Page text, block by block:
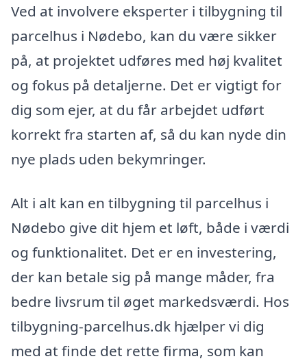
Ved at involvere eksperter i tilbygning til
parcelhus i Nødebo, kan du være sikker
på, at projektet udføres med høj kvalitet
og fokus på detaljerne. Det er vigtigt for
dig som ejer, at du får arbejdet udført
korrekt fra starten af, så du kan nyde din
nye plads uden bekymringer.
Alt i alt kan en tilbygning til parcelhus i
Nødebo give dit hjem et løft, både i værdi
og funktionalitet. Det er en investering,
der kan betale sig på mange måder, fra
bedre livsrum til øget markedsværdi. Hos
tilbygning-parcelhus.dk hjælper vi dig
med at finde det rette firma, som kan